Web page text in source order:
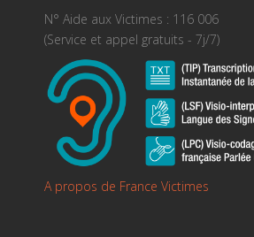
N° Aide aux Victimes : 116 006
(Service et appel gratuits - 7j/7)
A propos de France Victimes